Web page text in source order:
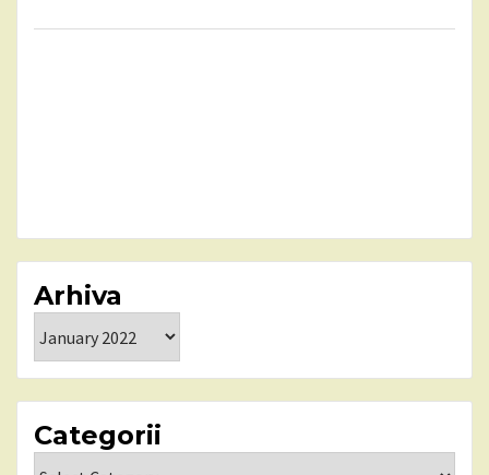
Arhiva
Categorii